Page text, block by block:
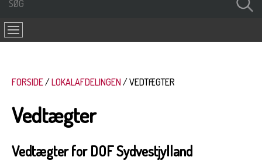
FORSIDE LOKALAFDELINGEN VEDTÆGTER
Vedtægter
Vedtægter for DOF Sydvestjylland